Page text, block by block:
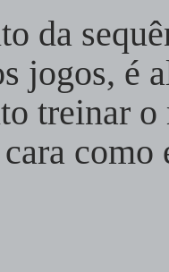
da
jogos, é
treinar
como